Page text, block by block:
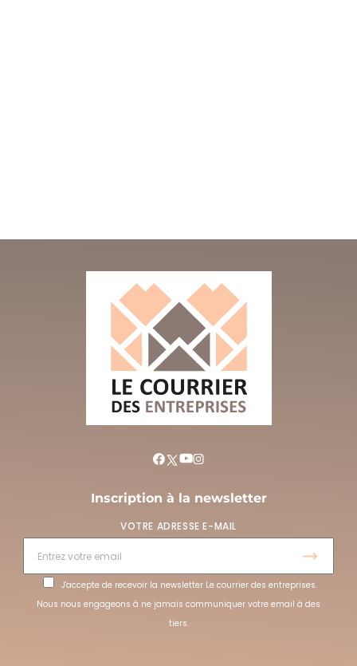
Inscription à la newsletter
VOTRE ADRESSE E-MAIL
J'accepte de recevoir la newsletter Le courrier des entreprises.
Nous nous engageons à ne jamais communiquer votre email à des
tiers.